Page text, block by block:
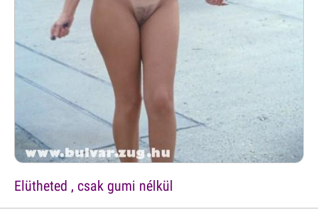
Elütheted , csak gumi nélkül